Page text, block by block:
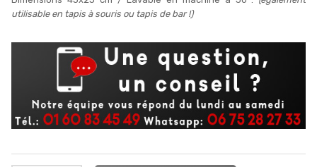
utilisable en tapis à souris ou tapis de bar !)